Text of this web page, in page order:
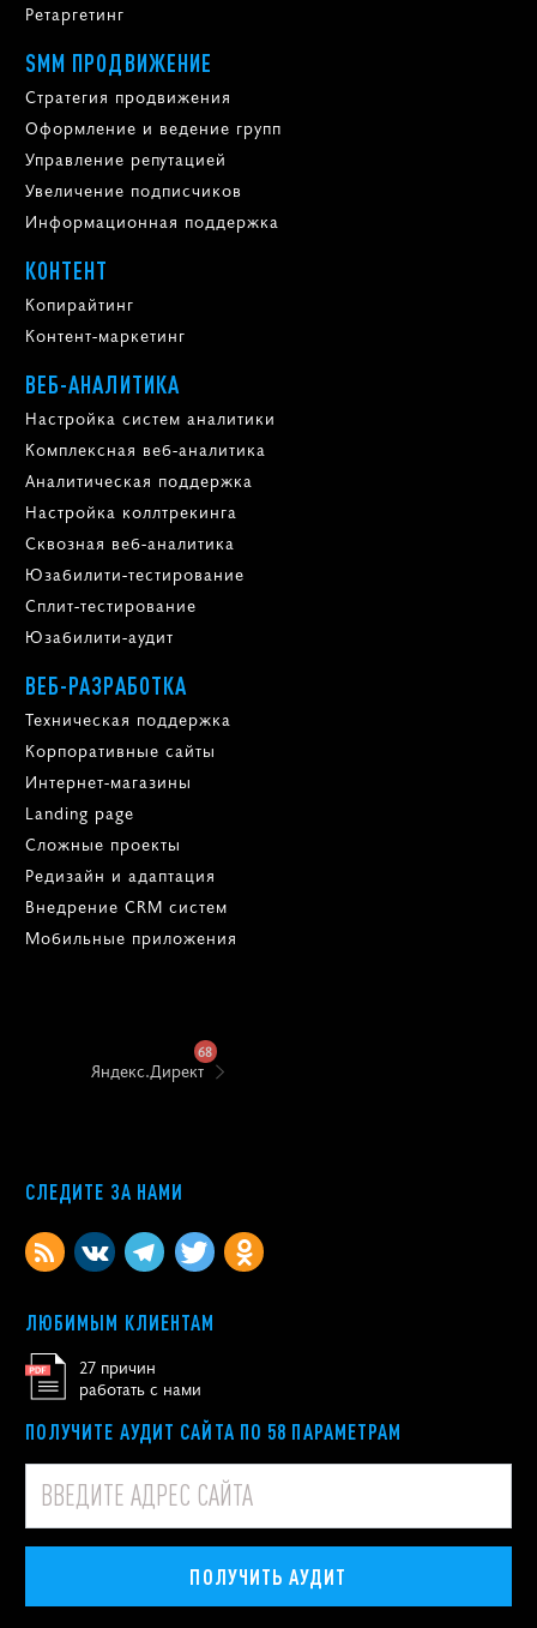
Ретаргетинг
SMM ПРОДВИЖЕНИЕ
Стратегия продвижения
Оформление и ведение групп
Управление репутацией
Увеличение подписчиков
Информационная поддержка
КОНТЕНТ
Копирайтинг
Контент-маркетинг
ВЕБ-АНАЛИТИКА
Настройка систем аналитики
Комплексная веб-аналитика
Аналитическая поддержка
Настройка коллтрекинга
Сквозная веб-аналитика
Юзабилити-тестирование
Сплит-тестирование
Юзабилити-аудит
ВЕБ-РАЗРАБОТКА
Техническая поддержка
Корпоративные сайты
Интернет-магазины
Landing page
Сложные проекты
Редизайн и адаптация
Внедрение CRM систем
Мобильные приложения
Яндекс.Директ
68
СЛЕДИТЕ ЗА НАМИ
ЛЮБИМЫМ КЛИЕНТАМ
27 причин
работать с нами
ПОЛУЧИТЕ АУДИТ САЙТА ПО 58 ПАРАМЕТРАМ
ПОЛУЧИТЬ АУДИТ